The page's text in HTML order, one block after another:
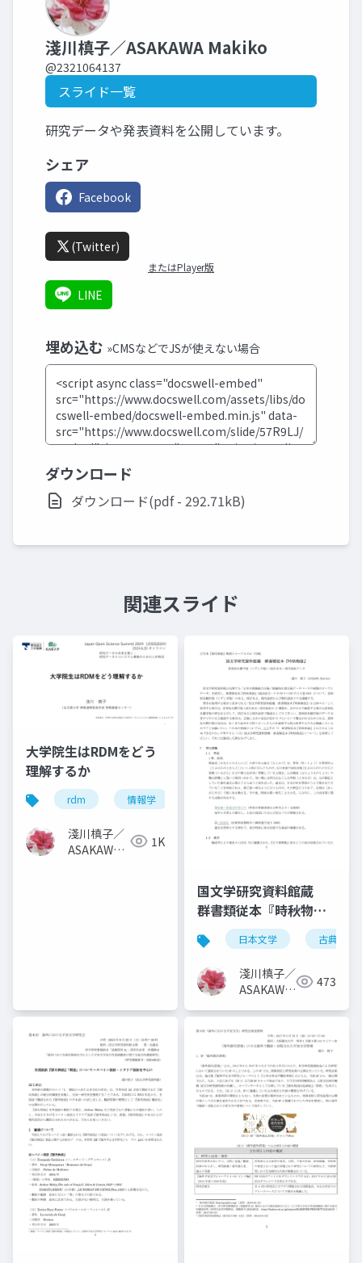
淺川槙子／ASAKAWA Makiko
@2321064137
スライド一覧
研究データや発表資料を公開しています。
シェア
Facebook
(Twitter)
またはPlayer版
LINE
埋め込む »CMSなどでJSが使えない場合
ダウンロード
ダウンロード(pdf - 292.71kB)
関連スライド
大学院生はRDMをどう
理解するか
rdm 情報学 研究データ管理 大学院生
淺川槙子／
ASAKAWA
1K
国文学研究資料館蔵
群書類従本『時秋物
語』
日本文学 古典文学
淺川槙子／
ASAKAWA
473